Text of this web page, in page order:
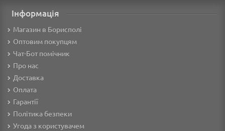
Інформація
Магазин в Борисполі
Оптовим покупцям
Чат-Бот помічник
Про нас
Доставка
Оплата
Гарантії
Політика безпеки
Угода з користувачем